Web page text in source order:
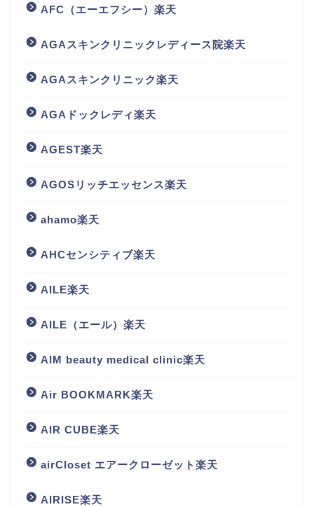
AFC（エーエフシー）楽天
AGAスキンクリニックレディース院楽天
AGAスキンクリニック楽天
AGAドックレディ楽天
AGEST楽天
AGOSリッチエッセンス楽天
ahamo楽天
AHCセンシティブ楽天
AILE楽天
AILE（エール）楽天
AIM beauty medical clinic楽天
Air BOOKMARK楽天
AIR CUBE楽天
airCloset エアークローゼット楽天
AIRISE楽天